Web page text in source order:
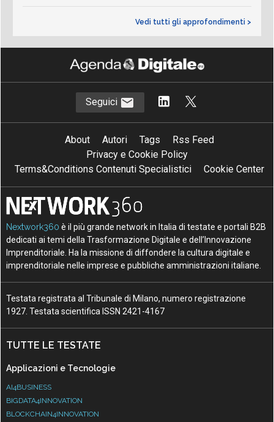
Vedi tutti gli approfondimenti >
Seguici
About Autori Tags
Rss Feed
Privacy e Cookie Policy
Terms&Conditions Contenuti Specialistici
Cookie Center
Nextwork360 è il più grande network in Italia di testate e portali B2B
dedicati ai temi della Trasformazione Digitale e dell’Innovazione
Imprenditoriale. Ha la missione di diffondere la cultura digitale e
imprenditoriale nelle imprese e pubbliche amministrazioni italiane.
Testata registrata al Tribunale di Milano, numero registrazione
1927. Testata scientifica ISSN 2421-4167
TUTTE LE TESTATE
Applicazioni e Tecnologie
AI4BUSINESS
BIGDATA4INNOVATION
BLOCKCHAIN4INNOVATION